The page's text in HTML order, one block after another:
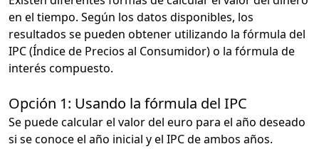
en el tiempo. Según los datos disponibles, los
resultados se pueden obtener utilizando la fórmula del
IPC (Índice de Precios al Consumidor) o la fórmula de
interés compuesto.
Opción 1: Usando la fórmula del IPC
Se puede calcular el valor del euro para el año deseado
si se conoce el año inicial y el IPC de ambos años.